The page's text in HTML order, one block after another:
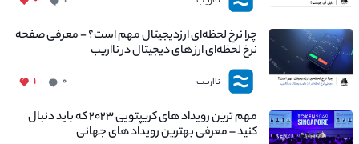
چرا نرخ لحظه‌ای ارزدیجیتال مهم است؟ - معرفی صفحه
نرخ لحظه‌ای ارز های دیجیتال در نااریب
نااریب ۰ ۱
مهم ترین رویداد های کریپتویی ۲۰۲۳ که باید دنبال
کنید – معرفی بهترین رویداد های جهانی